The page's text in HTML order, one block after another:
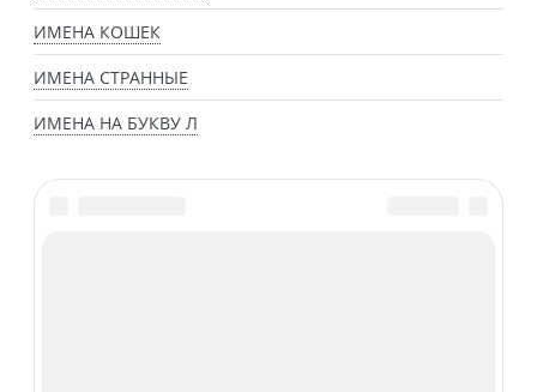
ИМЕНА КОШЕК
ИМЕНА СТРАННЫЕ
ИМЕНА НА БУКВУ Л